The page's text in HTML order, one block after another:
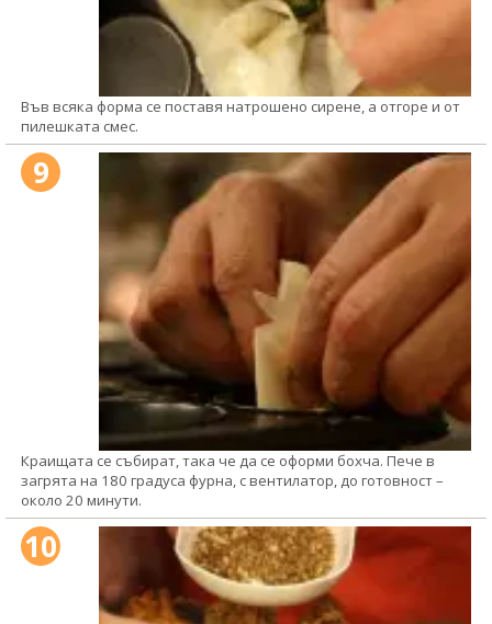
Във всяка форма се поставя натрошено сирене, а отгоре и от
пилешката смес.
9
Краищата се събират, така че да се оформи бохча. Пече в
загрята на 180 градуса фурна, с вентилатор, до готовност –
около 20 минути.
10